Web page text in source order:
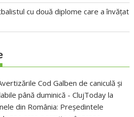
cu două diplome care a învățat
Cod Galben de caniculă și
până duminică - ClujToday la
din România: Președintele